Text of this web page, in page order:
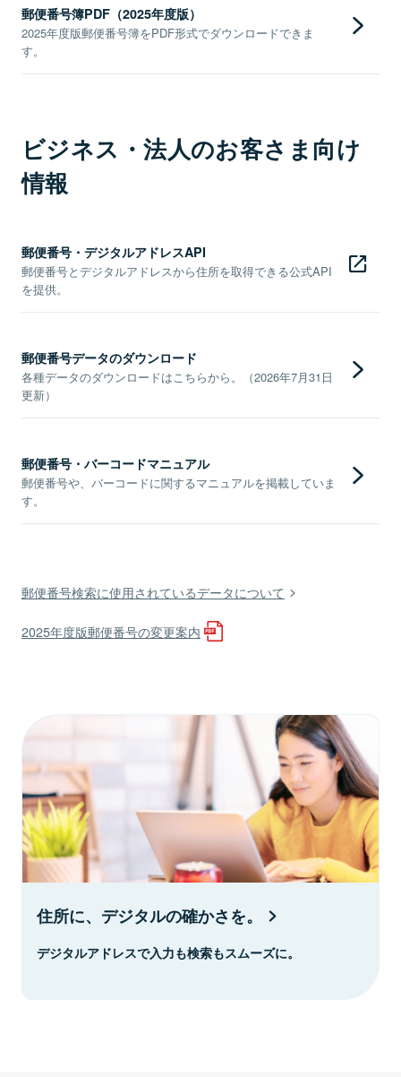
郵便番号簿PDF（2025年度版）
2025年度版郵便番号簿をPDF形式でダウンロードできま
す。
ビジネス・法人のお客さま向け
情報
郵便番号・デジタルアドレスAPI
郵便番号とデジタルアドレスから住所を取得できる公式API
を提供。
郵便番号データのダウンロード
各種データのダウンロードはこちらから。（2026年7月31日
更新）
郵便番号・バーコードマニュアル
郵便番号や、バーコードに関するマニュアルを掲載していま
す。
郵便番号検索に使用されているデータについて
2025年度版郵便番号の変更案内
住所に、デジタルの確かさを。
デジタルアドレスで入力も検索もスムーズに。